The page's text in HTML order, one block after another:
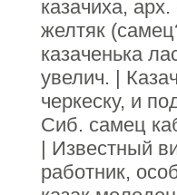
казачиха,
желтяк
казаченька
увелич. |
черкеску, и
Сиб. самец
| Известный
работник,